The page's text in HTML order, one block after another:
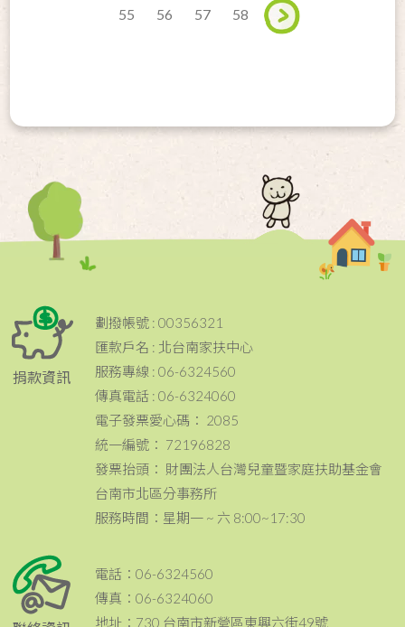
55 56 57 58
捐款資訊
劃撥帳號 : 00356321
匯款戶名 : 北台南家扶中心
服務專線 : 06-6324560
傳真電話 : 06-6324060
電子發票愛心碼： 2085
統一編號： 72196828
發票抬頭： 財團法人台灣兒童暨家庭扶助基金會
台南市北區分事務所
服務時間：星期一 ~ 六 8:00~17:30
電話：06-6324560
傳真：06-6324060
地址：730 台南市新營區東興六街49號